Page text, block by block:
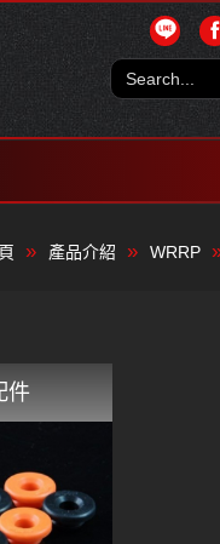
產品介紹 WRRP
件